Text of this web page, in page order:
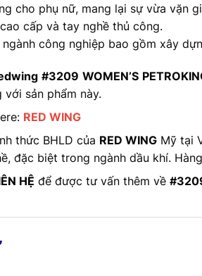
cho phụ nữ, mang lại sự vừa vặn
cấp và tay nghề thủ công.
công nghiệp bao gồm xây
#3209 WOMEN’S
sản phẩm này.
RED WING
thức BHLD của RED WINGMỹ tại
đặc biệt trong ngành dầu khí.
HỆ để được tư vấn thêm về